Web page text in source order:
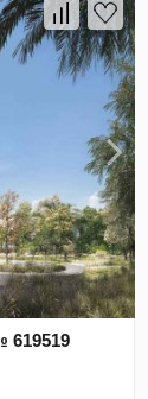
619519